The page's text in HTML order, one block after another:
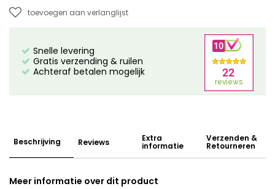
toevoegen aan verlanglijst
Snelle levering
Gratis verzending & ruilen
Achteraf betalen mogelijk
Beschrijving Reviews Extra
informatie
Verzenden &
Retourneren
Meer informatie over dit product